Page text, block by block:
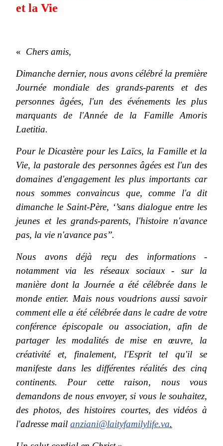
et la Vie
« Chers amis,
Dimanche dernier, nous avons célébré la première
Journée mondiale des grands-parents et des
personnes âgées, l'un des événements les plus
marquants de l'Année de la Famille Amoris
Laetitia.
Pour le Dicastère pour les Laïcs, la Famille et la
Vie, la pastorale des personnes âgées est l'un des
domaines d'engagement les plus importants car
nous sommes convaincus que, comme l'a dit
dimanche le Saint-Père, ‘’sans dialogue entre les
jeunes et les grands-parents, l'histoire n'avance
pas, la vie n'avance pas’’.
Nous avons déjà reçu des informations -
notamment via les réseaux sociaux - sur la
manière dont la Journée a été célébrée dans le
monde entier. Mais nous voudrions aussi savoir
comment elle a été célébrée dans le cadre de votre
conférence épiscopale ou association, afin de
partager les modalités de mise en œuvre, la
créativité et, finalement, l'Esprit tel qu'il se
manifeste dans les différentes réalités des cinq
continents. Pour cette raison, nous vous
demandons de nous envoyer, si vous le souhaitez,
des photos, des histoires courtes, des vidéos à
l'adresse mail anziani@laityfamilylife.va.